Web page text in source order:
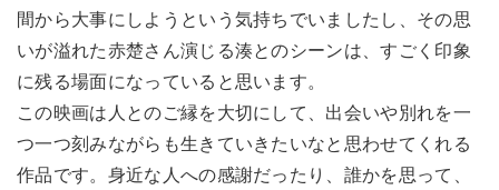
間から大事にしようという気持ちでいましたし、その思
いが溢れた赤楚さん演じる湊とのシーンは、すごく印象
に残る場面になっていると思います。
この映画は人とのご縁を大切にして、出会いや別れを一
つ一つ刻みながらも生きていきたいなと思わせてくれる
作品です。身近な人への感謝だったり、誰かを思って、